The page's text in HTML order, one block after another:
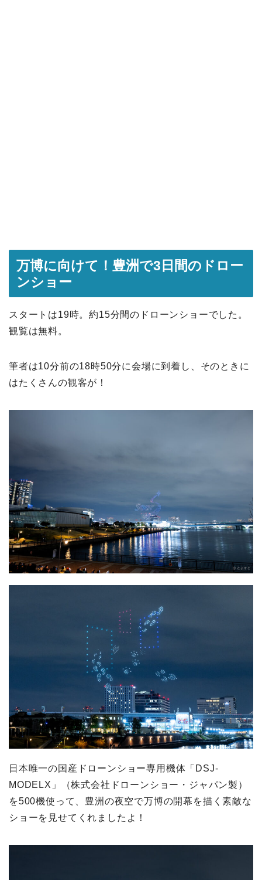
万博に向けて！豊洲で3日間のドロー
ンショー
スタートは19時。約15分間のドローンショーでした。
観覧は無料。
筆者は10分前の18時50分に会場に到着し、そのときに
はたくさんの観客が！
日本唯一の国産ドローンショー専用機体「DSJ-
MODELX」（株式会社ドローンショー・ジャパン製）
を500機使って、豊洲の夜空で万博の開幕を描く素敵な
ショーを見せてくれましたよ！